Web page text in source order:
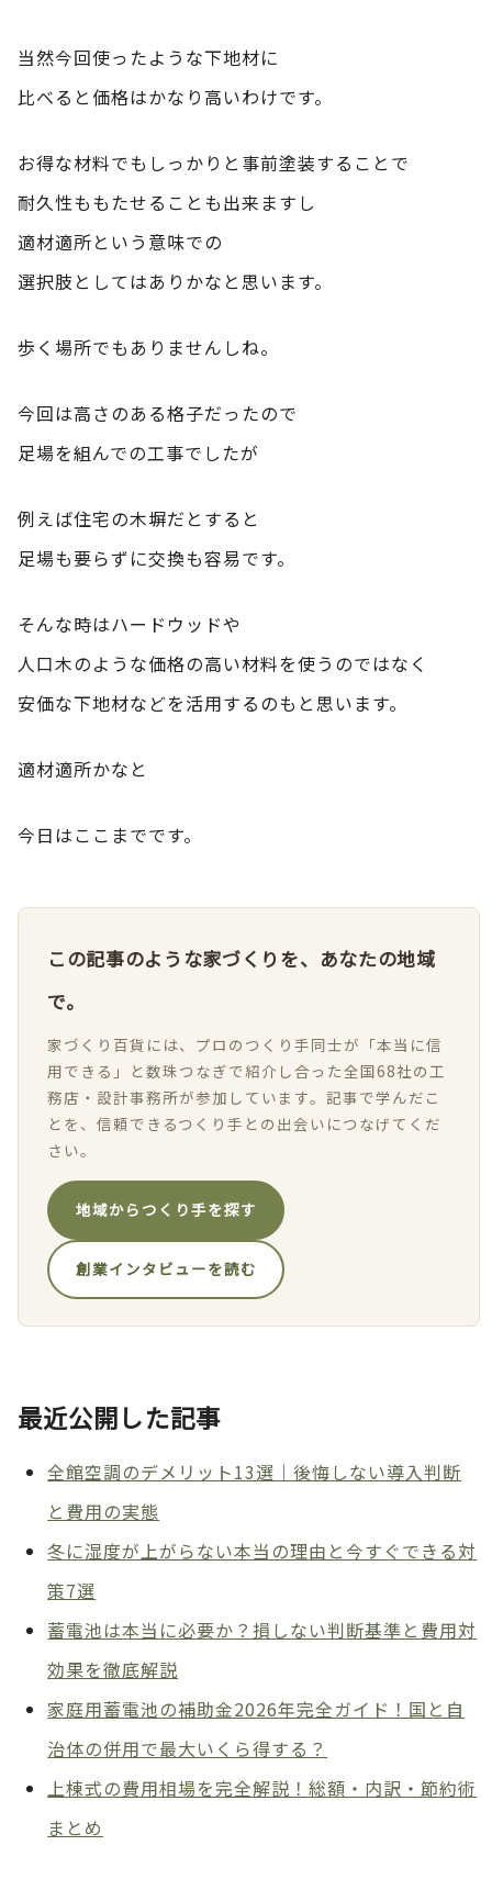
当然今回使ったような下地材に
比べると価格はかなり高いわけです。
お得な材料でもしっかりと事前塗装することで
耐久性ももたせることも出来ますし
適材適所という意味での
選択肢としてはありかなと思います。
歩く場所でもありませんしね。
今回は高さのある格子だったので
足場を組んでの工事でしたが
例えば住宅の木塀だとすると
足場も要らずに交換も容易です。
そんな時はハードウッドや
人口木のような価格の高い材料を使うのではなく
安価な下地材などを活用するのもと思います。
適材適所かなと
今日はここまでです。
この記事のような家づくりを、あなたの地域
で。
家づくり百貨には、プロのつくり手同士が「本当に信
用できる」と数珠つなぎで紹介し合った全国68社の工
務店・設計事務所が参加しています。記事で学んだこ
とを、信頼できるつくり手との出会いにつなげてくだ
さい。
地域からつくり手を探す
創業インタビューを読む
最近公開した記事
全館空調のデメリット13選｜後悔しない導入判断
と費用の実態
冬に湿度が上がらない本当の理由と今すぐできる対
策7選
蓄電池は本当に必要か？損しない判断基準と費用対
効果を徹底解説
家庭用蓄電池の補助金2026年完全ガイド！国と自
治体の併用で最大いくら得する？
上棟式の費用相場を完全解説！総額・内訳・節約術
まとめ